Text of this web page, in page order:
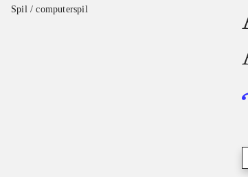
Spil / computerspil